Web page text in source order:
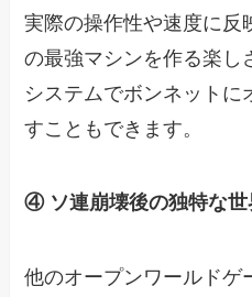
実際の操作性や速度に反
の最強マシンを作る楽し
システムでボンネットに
すこともできます。
④ ソ連崩壊後の独特な世
他のオープンワールドゲ